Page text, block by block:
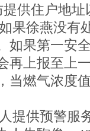
供住户地
果徐燕没有
如果第一安
再上报至上
当燃气浓度
提供预警服